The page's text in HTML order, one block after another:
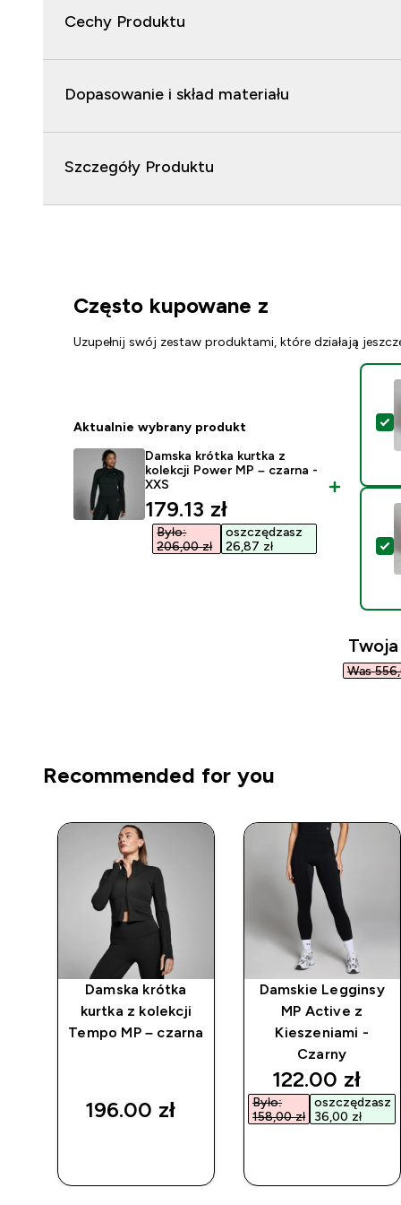
Cechy Produktu
Dopasowanie i skład materiału
Szczegóły Produktu
Często kupowane z
Uzupełnij swój zestaw produktami, które działają
Aktualnie wybrany produkt
Damska krótka kurtka z
kolekcji Power MP – czarna -
XXS
discounted price
179.13 zł‎
Było:
206,00 zł‎
oszczędzasz
26,87 zł‎
Was
Recommended for you
Damska krótka
kurtka z kolekcji
Tempo MP – czarna
196.00 zł‎
Damskie Legginsy
MP Active z
Kieszeniami -
Czarny
discounted
122.00 zł‎
Było:
158,00 zł‎
oszczędzasz
36,00 zł‎